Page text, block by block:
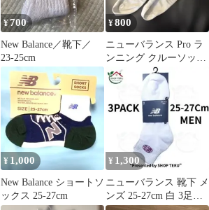
¥700
New Balance／靴下／
23-25cm
¥800
ニューバランス Pro ラ
ンニング クルーソック
ス ホワイト L
¥ 1,000
New Balance ショートソ
ックス 25-27cm
¥ 1,300
ニューバランス 靴下 メ
ンズ 25-27cm 白 3足ア